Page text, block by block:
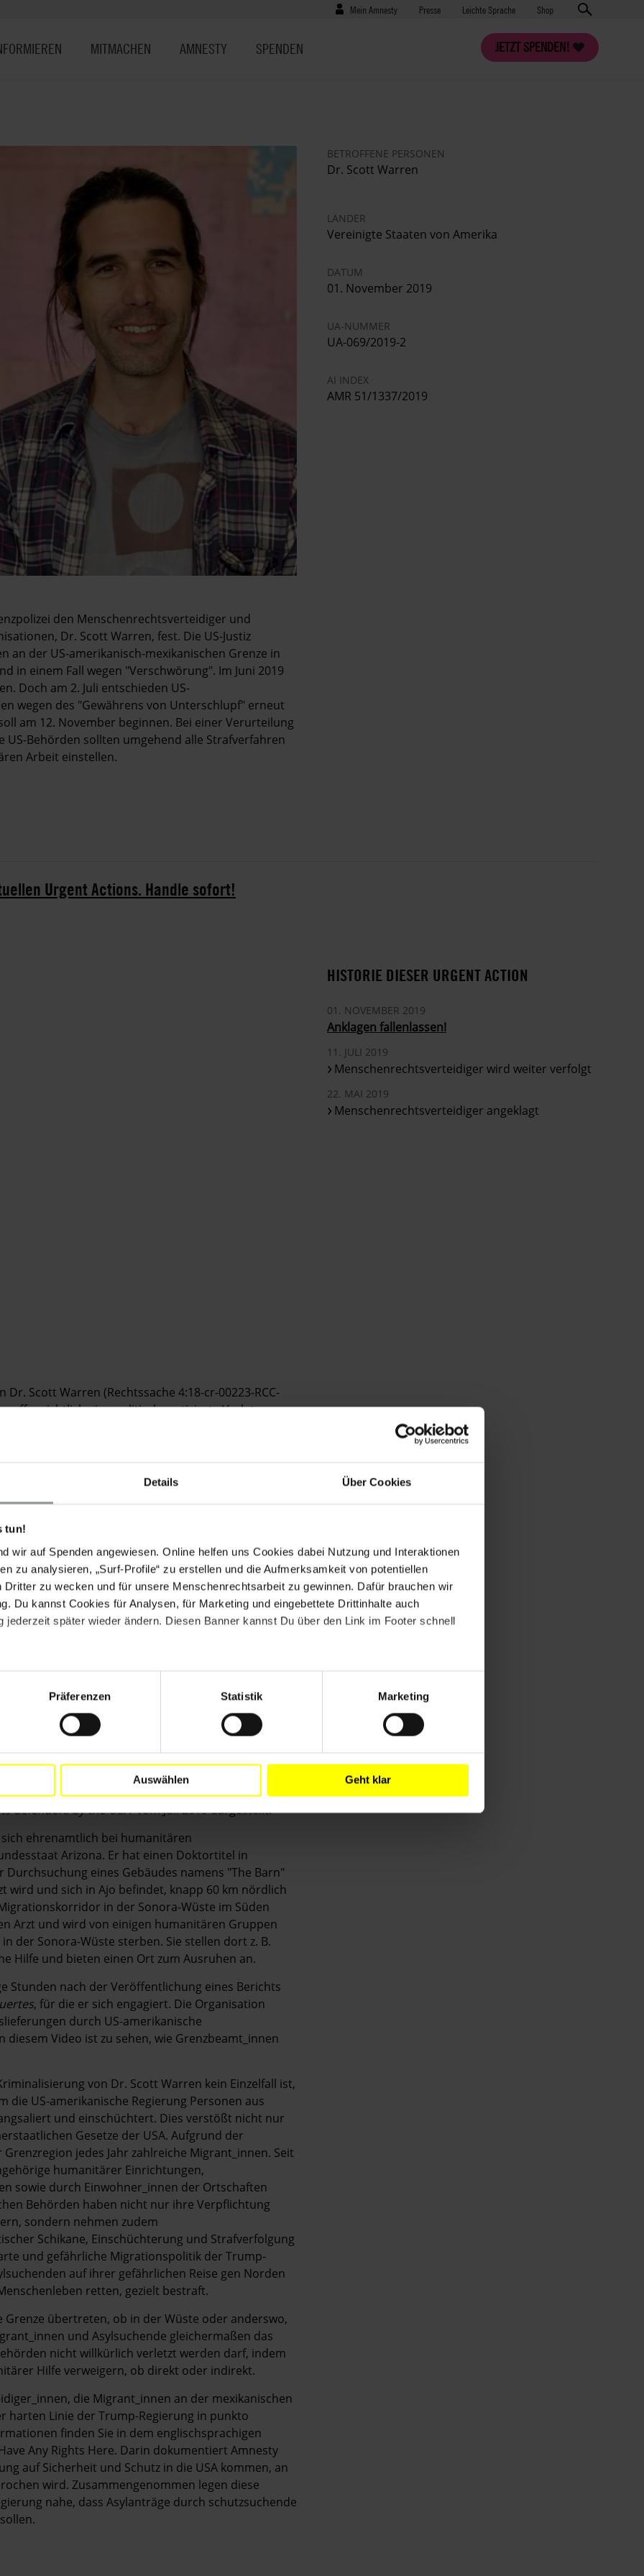
Details Über Cookies
tun!
wir auf Spenden angewiesen. Online helfen uns Cookies dabei Nutzung und Interaktionen
zu analysieren, „Surf-Profile“ zu erstellen und die Aufmerksamkeit von potentiellen
Dritter zu wecken und für unsere Menschenrechtsarbeit zu gewinnen. Dafür brauchen wir
Du kannst Cookies für Analysen, für Marketing und eingebettete Drittinhalte auch
jederzeit später wieder ändern. Diesen Banner kannst Du über den Link im Footer schnell
Präferenzen Statistik Marketing
Auswählen Geht klar
Benutzermenü
Mein Amnesty Presse
Presse Leichte Sprache Shop
JETZT SPENDEN!
MITMACHEN AMNESTY SPENDEN
den Menschenrechtsverteidiger und
Dr. Scott Warren, fest. Die US-Justiz
der US-amerikanisch-mexikanischen Grenze in
in einem Fall wegen "Verschwörung". Im Juni 2019
Doch am 2. Juli entschieden US-
wegen des "Gewährens von Unterschlupf" erneut
am 12. November beginnen. Bei einer Verurteilung
US-Behörden sollten umgehend alle Strafverfahren
Arbeit einstellen.
BETROFFENE PERSONEN
Dr. Scott Warren
LÄNDER
Vereinigte Staaten von Amerika
DATUM
01. November 2019
UA-NUMMER
UA-069/2019-2
AI INDEX
AMR 51/1337/2019
Urgent Actions. Handle sofort!
Scott Warren (Rechtssache 4:18-cr-00223-RCC-
offensichtlich eine politisch motivierte Verletzung
darstellen.
Aktivitäten von Dr. Warren und seiner Organisatioin
Hilfe, die darauf abzielt, das Recht auf
Tode von Tausenden Migrant_innen und
der humanitären Hilfe und fordert alle
dazu missbraucht werden,
schikanieren, die sich für die Rechte von
andere Personen, deren Leben oder andere
Menschenrechtsverteidiger_innen müssen ihre
verrichten können.
Bericht " Saving lives is not a crime": Politically
defenders by the USAvom Juli 2019 dargestellt.
ehrenamtlich bei humanitären
Arizona. Er hat einen Doktortitel in
eines Gebäudes namens "The Barn"
wird und sich in Ajo befindet, knapp 60 km nördlich
in der Sonora-Wüste im Süden
Arzt und wird von einigen humanitären Gruppen
der Sonora-Wüste sterben. Sie stellen dort z. B.
Hilfe und bieten einen Ort zum Ausruhen an.
Stunden nach der Veröffentlichung eines Berichts
, für die er sich engagiert. Die Organisation
durch US-amerikanische
Video ist zu sehen, wie Grenzbeamt_innen
von Dr. Scott Warren kein Einzelfall ist,
die US-amerikanische Regierung Personen aus
und einschüchtert. Dies verstößt nicht nur
Gesetze der USA. Aufgrund der
jedes Jahr zahlreiche Migrant_innen. Seit
humanitärer Einrichtungen,
sowie durch Einwohner_innen der Ortschaften
Behörden haben nicht nur ihre Verpflichtung
sondern nehmen zudem
Schikane, Einschüchterung und Strafverfolgung
und gefährliche Migrationspolitik der Trump-
auf ihrer gefährlichen Reise gen Norden
retten, gezielt bestraft.
übertreten, ob in der Wüste oder anderswo,
und Asylsuchende gleichermaßen das
nicht willkürlich verletzt werden darf, indem
Hilfe verweigern, ob direkt oder indirekt.
die Migrant_innen an der mexikanischen
harten Linie der Trump-Regierung in punkto
finden Sie in dem englischsprachigen
Any Rights Here. Darin dokumentiert Amnesty
auf Sicherheit und Schutz in die USA kommen, an
wird. Zusammengenommen legen diese
nahe, dass Asylanträge durch schutzsuchende
HISTORIE DIESER URGENT ACTION
01. NOVEMBER 2019
Anklagen fallenlassen!
11. JULI 2019
Menschenrechtsverteidiger wird weiter verfolgt
22. MAI 2019
Menschenrechtsverteidiger angeklagt